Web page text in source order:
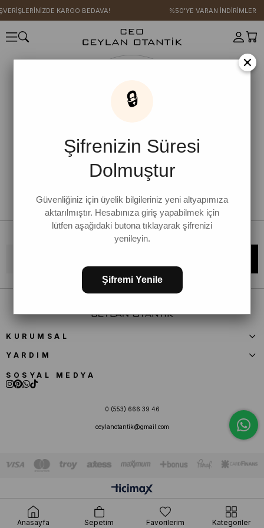
KARGO BEDAVA! %50'YE VARAN İNDİRİMLER
Bültene kaydolun, kampanya ve yenilikleri kaçırmayın!
KURUMSAL
YARDIM
SOSYAL MEDYA
0 (553) 666 39 46
ceylanotantik@gmail.com
×
🔒
Şifrenizin Süresi
Dolmuştur
Güvenliğiniz için üyelik bilgileriniz yeni altyapımıza
aktarılmıştır. Hesabınıza giriş yapabilmek için
lütfen aşağıdaki butona tıklayarak şifrenizi
yenileyin.
Şifremi Yenile
Anasayfa Sepetim Favorilerim Kategoriler